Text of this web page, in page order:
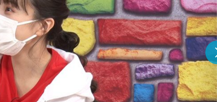
『アイ＝ラブ！げーみん
E齋藤樹愛羅＆佐々木舞
ビュー